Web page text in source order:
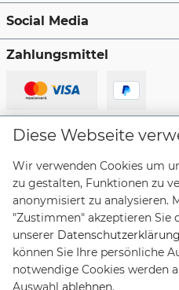
Social Media
Zahlungsmittel
Lieferanten
Vertrag
* Alle Preise inkl.
Diese Webseite
Wir verwenden Cookies um
zu gestalten, Funktionen zu
anonymisiert zu analysieren.
"Zustimmen" akzeptieren Sie
unserer Datenschutzerklärung
können Sie Ihre persönliche
notwendige Cookies werden
Auswahl ablehnen.